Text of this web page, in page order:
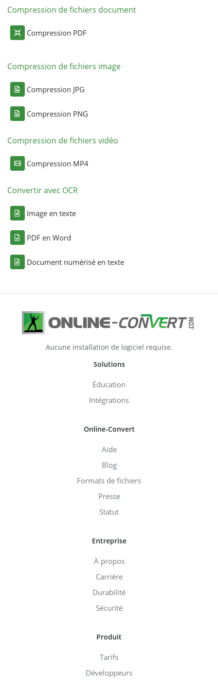
Compression de fichiers document
Compression PDF
Compression de fichiers image
Compression JPG
Compression PNG
Compression de fichiers vidéo
Compression MP4
Convertir avec OCR
Image en texte
PDF en Word
Document numérisé en texte
Aucune installation de logiciel requise.
Solutions
Éducation
Intégrations
Online-Convert
Aide
Blog
Formats de fichiers
Presse
Statut
Entreprise
À propos
Carrière
Durabilité
Sécurité
Produit
Tarifs
Développeurs